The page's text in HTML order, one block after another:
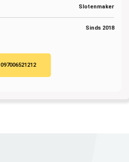
Slotenmaker
Sinds 2018
097006521212